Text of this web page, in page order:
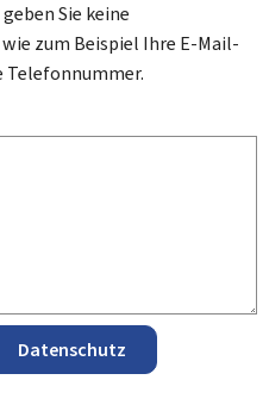
Sie keine
zum Beispiel Ihre E-Mail-
Telefonnummer.
Datenschutz